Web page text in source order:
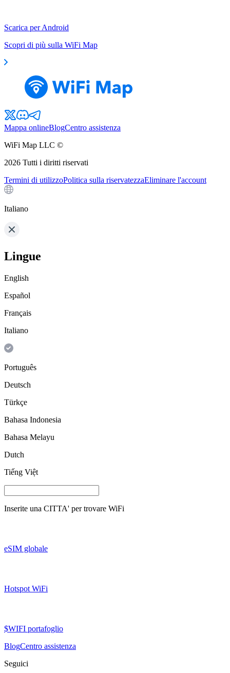
Scarica per Android
Scopri di più sulla WiFi Map
Mappa onlineBlogCentro assistenza
WiFi Map LLC ©
2026 Tutti i diritti riservati
Termini di utilizzoPolitica sulla riservatezzaEliminare l'account
Italiano
Lingue
English
Español
Français
Italiano
Português
Deutsch
Türkçe
Bahasa Indonesia
Bahasa Melayu
Dutch
Tiếng Việt
Inserite una CITTA' per trovare WiFi
eSIM globale
Hotspot WiFi
$WIFI portafoglio
BlogCentro assistenza
Seguici